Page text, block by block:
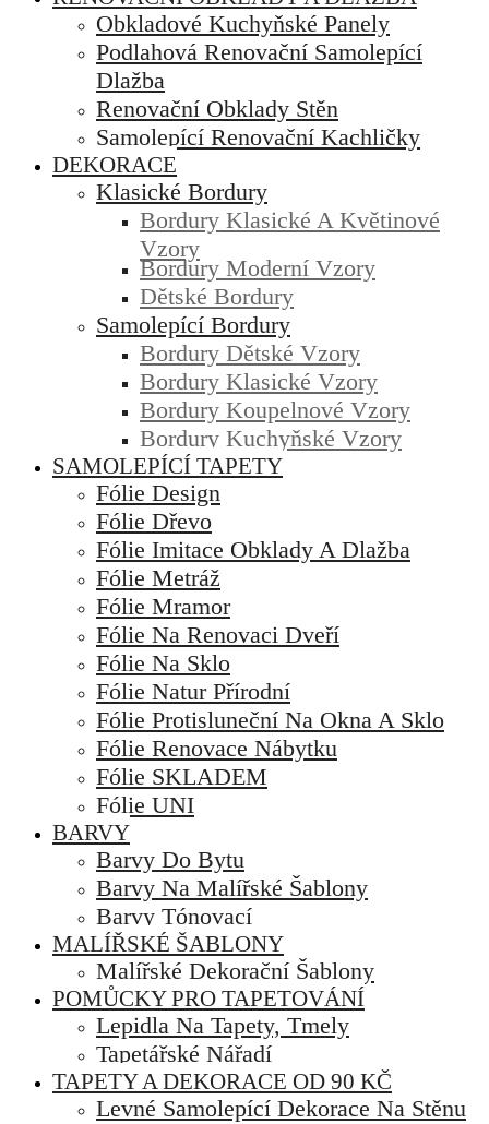
Obkladové Kuchyňské Panely
Podlahová Renovační Samolepící
Dlažba
Renovační Obklady Stěn
Samolepící Renovační Kachličky
DEKORACE
Klasické Bordury
Bordury Klasické A Květinové
Vzory
Bordury Moderní Vzory
Dětské Bordury
Samolepící Bordury
Bordury Dětské Vzory
Bordury Klasické Vzory
Bordury Koupelnové Vzory
Bordury Kuchyňské Vzory
SAMOLEPÍCÍ TAPETY
Fólie Design
Fólie Dřevo
Fólie Imitace Obklady A Dlažba
Fólie Metráž
Fólie Mramor
Fólie Na Renovaci Dveří
Fólie Na Sklo
Fólie Natur Přírodní
Fólie Protisluneční Na Okna A Sklo
Fólie Renovace Nábytku
Fólie SKLADEM
Fólie UNI
BARVY
Barvy Do Bytu
Barvy Na Malířské Šablony
Barvy Tónovací
MALÍŘSKÉ ŠABLONY
Malířské Dekorační Šablony
POMŮCKY PRO TAPETOVÁNÍ
Lepidla Na Tapety, Tmely
Tapetářské Nářadí
TAPETY A DEKORACE OD 90 KČ
Levné Samolepící Dekorace Na Stěnu